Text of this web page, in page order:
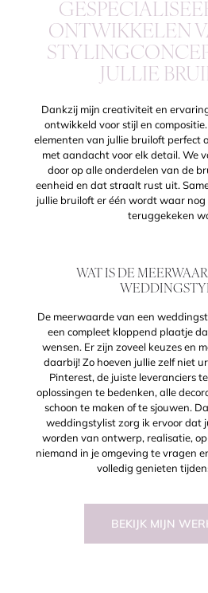
ONTWIKKELEN
JULLIE
Dankzij mijn creativiteit en
ontwikkeld voor stijl en
elementen van jullie bruiloft perfect
met aandacht voor elk detail. We
door op alle onderdelen van de
eenheid en dat straalt rust uit.
jullie bruiloft er één wordt waar
teruggekeken
WAT IS DE
De meerwaarde van een
een compleet kloppend plaatje
wensen. Er zijn zoveel keuzes en
daarbij! Zo hoeven jullie zelf niet
Pinterest, de juiste leveranciers
oplossingen te bedenken, alle
schoon te maken of te sjouwen.
weddingstylist zorg ik ervoor dat
worden van ontwerp, realisatie,
niemand in je omgeving te vragen
volledig genieten
BEKIJK MIJN